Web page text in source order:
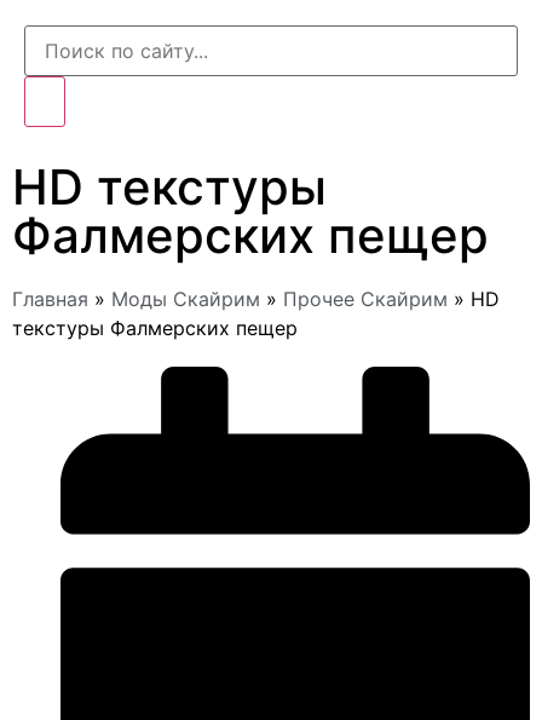
HD текстуры
Фалмерских пещер
Главная » Моды Скайрим » Прочее Скайрим » HD
текстуры Фалмерских пещер